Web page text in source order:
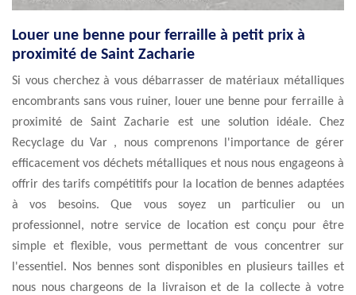
Louer une benne pour ferraille à petit prix à
proximité de Saint Zacharie
Si vous cherchez à vous débarrasser de matériaux métalliques
encombrants sans vous ruiner, louer une benne pour ferraille à
proximité de Saint Zacharie est une solution idéale. Chez
Recyclage du Var , nous comprenons l'importance de gérer
efficacement vos déchets métalliques et nous nous engageons à
offrir des tarifs compétitifs pour la location de bennes adaptées
à vos besoins. Que vous soyez un particulier ou un
professionnel, notre service de location est conçu pour être
simple et flexible, vous permettant de vous concentrer sur
l'essentiel. Nos bennes sont disponibles en plusieurs tailles et
nous nous chargeons de la livraison et de la collecte à votre